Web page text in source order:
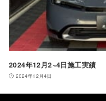
2024年12月2~4日施工実績
2024年12月4日